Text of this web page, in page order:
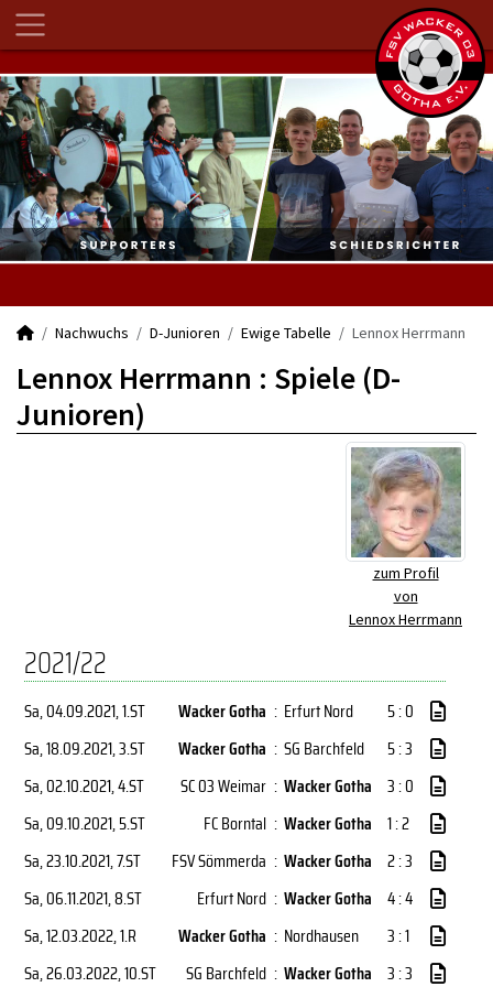
Nachwuchs D-Junioren Ewige Tabelle Lennox Herrmann
Lennox Herrmann : Spiele (D-
Junioren)
zum Profil
von
Lennox Herrmann
2021/22
Sa, 04.09.2021, 1.ST Wacker Gotha : Erfurt Nord
5 : 0
Sa, 18.09.2021, 3.ST Wacker Gotha : SG Barchfeld
5 : 3
Sa, 02.10.2021, 4.ST SC 03 Weimar : Wacker Gotha 3 : 0
Sa, 09.10.2021, 5.ST FC Borntal : Wacker Gotha 1 : 2
Sa, 23.10.2021, 7.ST FSV Sömmerda : Wacker Gotha 2 : 3
Sa, 06.11.2021, 8.ST Erfurt Nord : Wacker Gotha 4 : 4
Sa, 12.03.2022, 1.R Wacker Gotha : Nordhausen
3 : 1
Sa, 26.03.2022, 10.ST SG Barchfeld : Wacker Gotha 3 : 3